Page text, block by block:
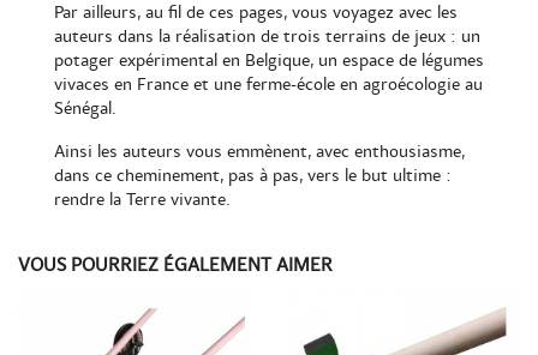
Par ailleurs, au fil de ces pages, vous voyagez avec les
auteurs dans la réalisation de trois terrains de jeux : un
potager expérimental en Belgique, un espace de légumes
vivaces en France et une ferme-école en agroécologie au
Sénégal.
Ainsi les auteurs vous emmènent, avec enthousiasme,
dans ce cheminement, pas à pas, vers le but ultime :
rendre la Terre vivante.
VOUS POURRIEZ ÉGALEMENT AIMER